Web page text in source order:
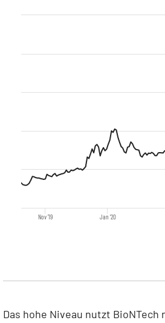
Nov '19 Jan '20
Das hohe Niveau nutzt